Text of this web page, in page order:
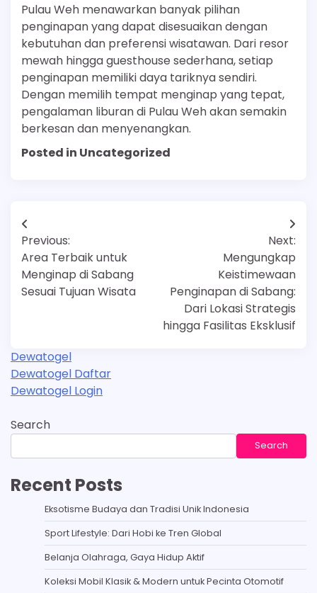
Pulau Weh menawarkan banyak pilihan
penginapan yang dapat disesuaikan dengan
kebutuhan dan preferensi wisatawan. Dari resor
mewah hingga guesthouse sederhana, setiap
penginapan memiliki daya tariknya sendiri.
Dengan memilih tempat menginap yang tepat,
pengalaman liburan di Pulau Weh akan semakin
berkesan dan menyenangkan.
Posted in Uncategorized
Post
navigation
Previous:
Area Terbaik untuk
Menginap di Sabang
Sesuai Tujuan Wisata
Next:
Mengungkap
Keistimewaan
Penginapan di Sabang:
Dari Lokasi Strategis
hingga Fasilitas Eksklusif
Dewatogel
Dewatogel Daftar
Dewatogel Login
Search
Search
Recent Posts
Eksotisme Budaya dan Tradisi Unik Indonesia
Sport Lifestyle: Dari Hobi ke Tren Global
Belanja Olahraga, Gaya Hidup Aktif
Koleksi Mobil Klasik & Modern untuk Pecinta Otomotif